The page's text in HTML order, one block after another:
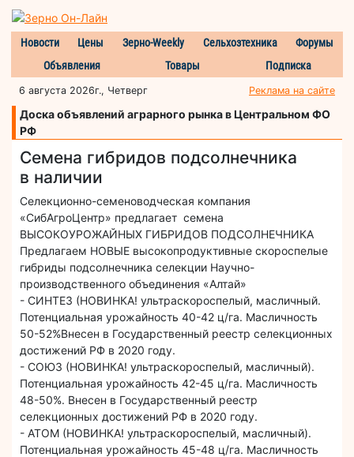
Новости Цены Зерно-Weekly Сельхозтехника
Форумы
Объявления
Товары Подписка
6 августа 2026г., Четверг Реклама на сайте
Доска объявлений аграрного рынка в Центральном ФО
РФ
Семена гибридов подсолнечника
в наличии
Селекционно-семеноводческая компания
«СибАгроЦентр» предлагает семена
ВЫСОКОУРОЖАЙНЫХ ГИБРИДОВ ПОДСОЛНЕЧНИКА
Предлагаем НОВЫЕ высокопродуктивные скороспелые
гибриды подсолнечника селекции Научно-
производственного объединения «Алтай»
- СИНТЕЗ (НОВИНКА! ультраскороспелый, масличный.
Потенциальная урожайность 40-42 ц/га. Масличность
50-52%Внесен в Государственный реестр селекционных
достижений РФ в 2020 году.
- СОЮЗ (НОВИНКА! ультраскороспелый, масличный).
Потенциальная урожайность 42-45 ц/га. Масличность
48-50%. Внесен в Государственный реестр
селекционных достижений РФ в 2020 году.
- АТОМ (НОВИНКА! ультраскороспелый, масличный).
Потенциальная урожайность 45-48 ц/га. Масличность